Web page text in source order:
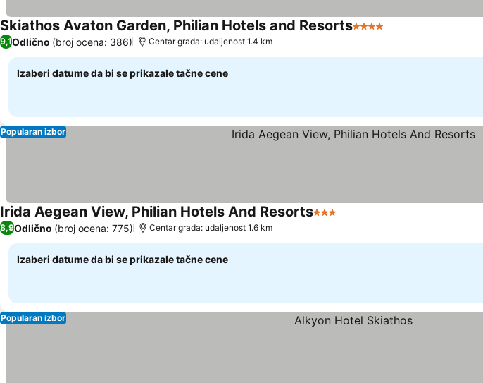
Skiathos Avaton Garden, Philian Hotels and Resorts4 Zvezdice
9,1Odlično (broj ocena: 386) Centar grada: udaljenost 1.4 km
Izaberi datume da bi se prikazale tačne cene
Popularan izbor
Irida Aegean View, Philian Hotels And Resorts3 Zvezdice
8,9Odlično (broj ocena: 775) Centar grada: udaljenost 1.6 km
Izaberi datume da bi se prikazale tačne cene
Popularan izbor